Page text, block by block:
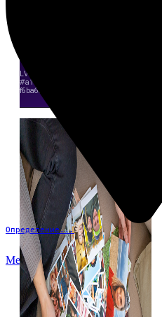
Определение...
Меню